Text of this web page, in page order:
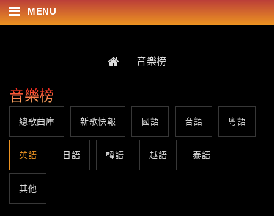
MENU
音樂榜
音樂榜
總歌曲庫 新歌快報 國語 台語 粵語
英語 日語 韓語 越語 泰語
其他